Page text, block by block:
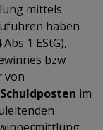
mittels
haben
1 EStG),
bzw
von
im